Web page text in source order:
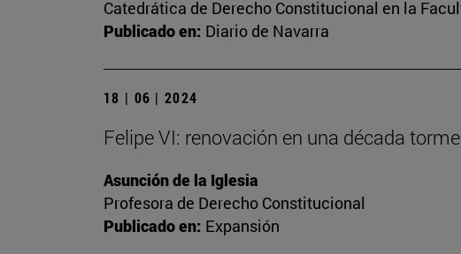
Catedrática de Derecho Constitucional en la
Publicado en: Diario de Navarra
18 | 06 | 2024
Felipe VI: renovación en una década
Asunción de la Iglesia
Profesora de Derecho Constitucional
Publicado en: Expansión